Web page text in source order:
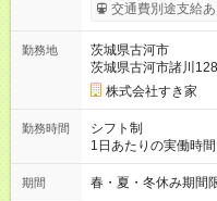
試用期間の実態は
同時給）
交通費別途支給あ
勤務地
茨城県古河市
茨城県古河市諸川
株式会社すき家
勤務時間
シフト制
1日あたりの実働時
週2日～・1日2h～
のみ勤務可能です（18
期間 春・夏・冬休み期間